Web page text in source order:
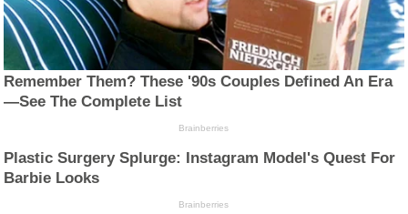
Remember Them? These '90s Couples Defined An Era
—See The Complete List
Brainberries
Plastic Surgery Splurge: Instagram Model's Quest For
Barbie Looks
Brainberries